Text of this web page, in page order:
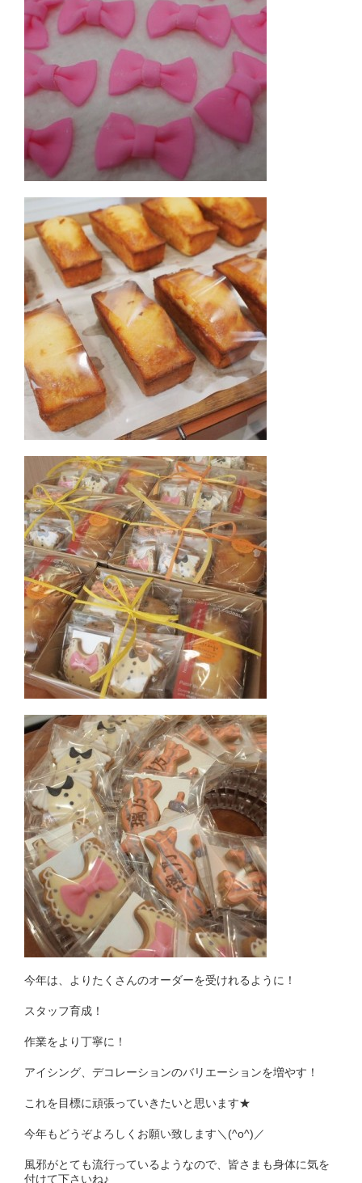
今年は、よりたくさんのオーダーを受けれるように！
スタッフ育成！
作業をより丁寧に！
アイシング、デコレーションのバリエーションを増やす！
これを目標に頑張っていきたいと思います★
今年もどうぞよろしくお願い致します＼(^o^)／
風邪がとても流行っているようなので、皆さまも身体に気を
付けて下さいね♪